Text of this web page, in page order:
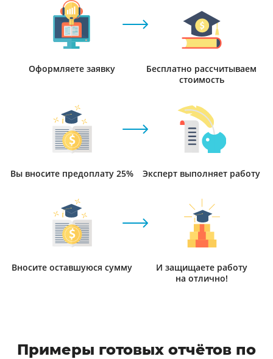
Оформляете заявку
Бесплатно рассчитываем
стоимость
Вы вносите предоплату 25% Эксперт выполняет работу
Вносите оставшуюся сумму
И защищаете работу
на отлично!
Примеры готовых отчётов по